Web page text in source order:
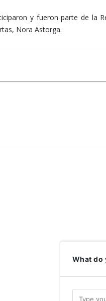
y fueron parte de la
Nora Astorga.
What do